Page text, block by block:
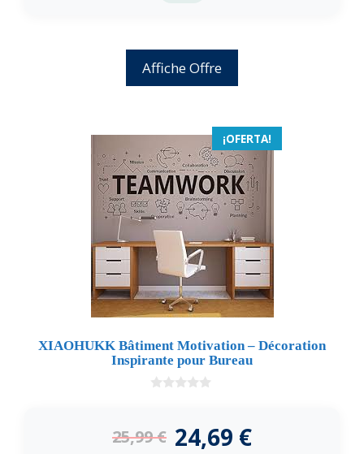
Affiche Offre
¡OFERTA!
XIAOHUKK Bâtiment Motivation – Décoration
Inspirante pour Bureau
5
25,99€ 24,69 €